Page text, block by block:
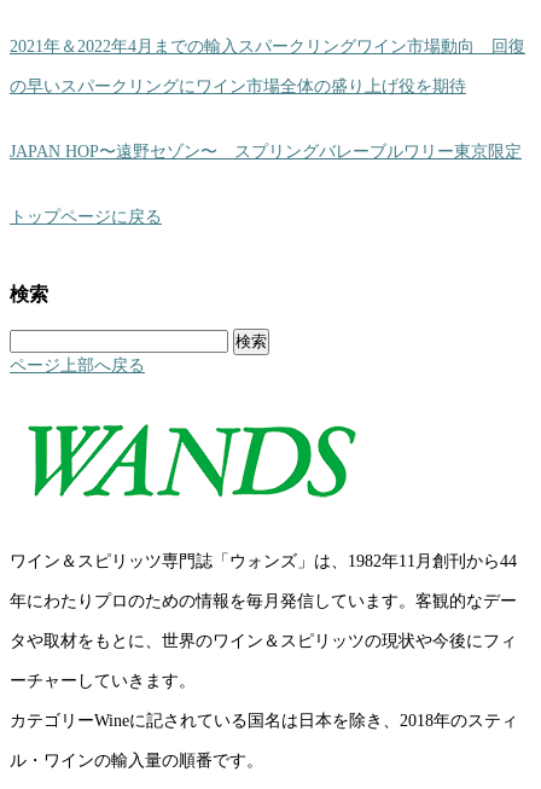
2021年＆2022年4月までの輸入スパークリングワイン市場動向 回復
の早いスパークリングにワイン市場全体の盛り上げ役を期待
JAPAN HOP〜遠野セゾン〜 スプリングバレーブルワリー東京限定
トップページに戻る
検索
検
索:
ページ上部へ戻る
ワイン＆スピリッツ専門誌「ウォンズ」は、1982年11月創刊から44
年にわたりプロのための情報を毎月発信しています。客観的なデー
タや取材をもとに、世界のワイン＆スピリッツの現状や今後にフィ
ーチャーしていきます。
カテゴリーWineに記されている国名は日本を除き、2018年のスティ
ル・ワインの輸入量の順番です。